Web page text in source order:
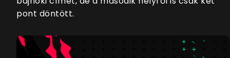
pont döntött.